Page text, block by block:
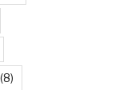
(8)